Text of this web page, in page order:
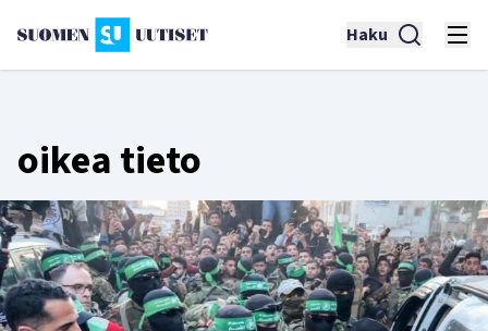
Haku
oikea tieto